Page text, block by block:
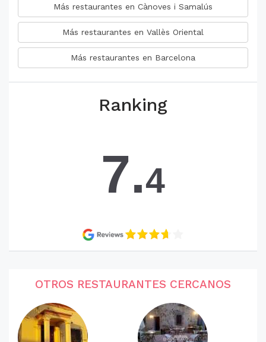
Más restaurantes en Cànoves i Samalús
Más restaurantes en Vallès Oriental
Más restaurantes en Barcelona
Ranking
7.4
OTROS RESTAURANTES CERCANOS